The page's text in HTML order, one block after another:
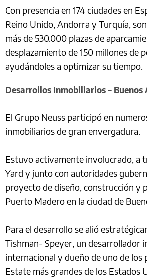
Con presencia en 174 ciudades en
Reino Unido, Andorra y Turquía,
más de 530.000 plazas de
desplazamiento de 150 millones de
ayudándoles a optimizar su tiempo.
Desarrollos Inmobiliarios – Buenos
El Grupo Neuss participó en
inmobiliarios de gran envergadura.
Estuvo activamente involucrado, a
Yard y junto con autoridades
proyecto de diseño, construcción y
Puerto Madero en la ciudad de
Para el desarrollo se alió
Tishman- Speyer, un desarrollador
internacional y dueño de uno de los
Estate más grandes de los Estados